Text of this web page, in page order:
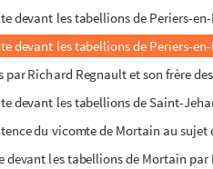
devant les tabellions de Periers-
devant les tabellions de Periers-
par Richard Regnault et son frère
devant les tabellions de Saint-
du vicomte de Mortain au
devant les tabellions de Mortain